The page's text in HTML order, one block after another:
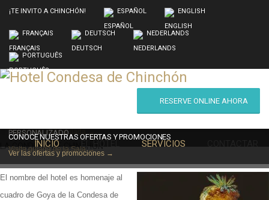
¡TE INVITO A CHINCHÓN! ESPAÑOL ENGLISH
FRANÇAIS DEUTSCH NEDERLANDS
PORTUGUÊS
RESERVE ONLINE AHORA
INICIO EL HOTEL SERVICIOS
RESPETAMOS EL ESTILO ARQUITECTÓNICO SIN RENUNCIAR A LA
Hacer una visita guiada →
PERSONALIZADO
Visita guiada de la Sala →
CONOCE NUESTRAS OFERTAS Y PROMOCIONES
Ver las ofertas y promociones →
LA CONDESA DE CHINCHÓN
El nombre del hotel es homenaje al
cuadro de Goya de la Condesa de